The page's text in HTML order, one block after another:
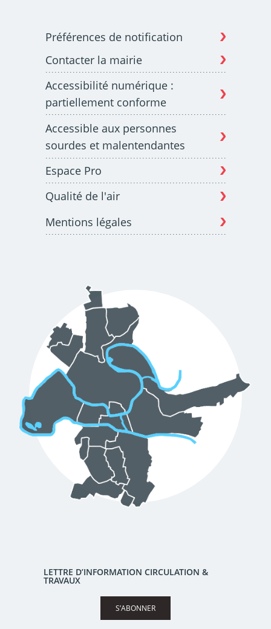
Préférences de notification
Contacter la mairie
Accessibilité numérique :
partiellement conforme
Accessible aux personnes
sourdes et malentendantes
Espace Pro
Qualité de l'air
Mentions légales
LETTRE D’INFORMATION CIRCULATION &
TRAVAUX
S’ABONNER